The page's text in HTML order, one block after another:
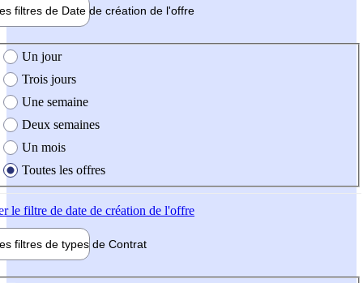
filtres de Date de création de l'offre
création de l'offre
Un jour
Trois jours
Une semaine
Deux semaines
Un mois
Toutes les offres
le filtre de date de création de l'offre
filtres de types de Contrat